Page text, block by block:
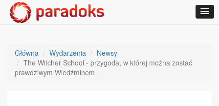
Główna Wydarzenia
Newsy
The Witcher School - przygoda, w której można zostać
prawdziwym Wiedźminem